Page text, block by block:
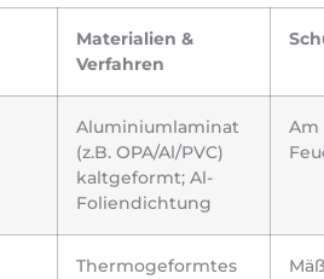
Materialien &
Verfahren
Aluminiumlaminat
(z.B. OPA/Al/PVC)
kaltgeformt; Al-
Foliendichtung
Am
Thermogeformtes